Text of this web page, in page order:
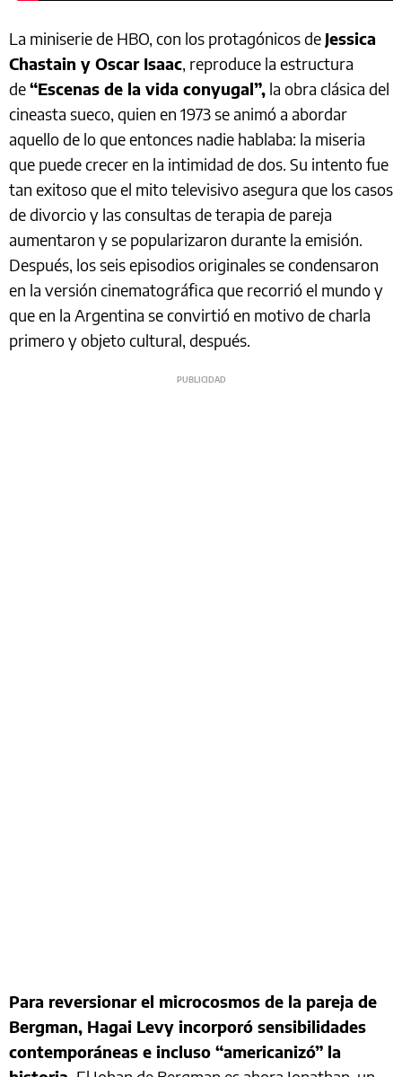
La miniserie de HBO, con los protagónicos de Jessica
Chastain y Oscar Isaac, reproduce la estructura
de“Escenas de la vida conyugal”, la obra clásica del
cineasta sueco, quien en 1973 se animó a abordar
aquello de lo que entonces nadie hablaba: la miseria
que puede crecer en la intimidad de dos. Su intento fue
tan exitoso que el mito televisivo asegura que los casos
de divorcio y las consultas de terapia de pareja
aumentaron y se popularizaron durante la emisión.
Después, los seis episodios originales se condensaron
en la versión cinematográfica que recorrió el mundo y
que en la Argentina se convirtió en motivo de charla
primero y objeto cultural, después.
Para reversionar el microcosmos de la pareja de
Bergman, Hagai Levy incorporó sensibilidades
contemporáneas e incluso “americanizó” la